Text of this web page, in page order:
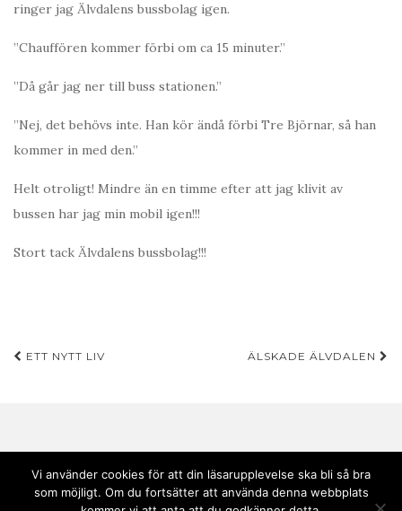
ringer jag Älvdalens bussbolag igen.
”Chauffören kommer förbi om ca 15 minuter.”
”Då går jag ner till buss stationen.”
”Nej, det behövs inte. Han kör ändå förbi Tre Björnar, så han
kommer in med den.”
Helt otroligt! Mindre än en timme efter att jag klivit av
bussen har jag min mobil igen!!!
Stort tack Älvdalens bussbolag!!!
Inläggsnavigering
ETT NYTT LIV ÄLSKADE ÄLVDALEN
Vi använder cookies för att din läsarupplevelse ska bli så bra
som möjligt. Om du fortsätter att använda denna webbplats